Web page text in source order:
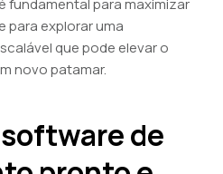
fundamental para maximizar
para explorar uma
que pode elevar o
novo patamar.
de